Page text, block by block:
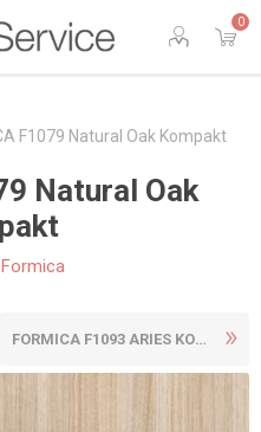
0
F1079 Natural Oak Kompakt
Natural Oak
Formica
FORMICA F1093 ARIES KOMPAKT...